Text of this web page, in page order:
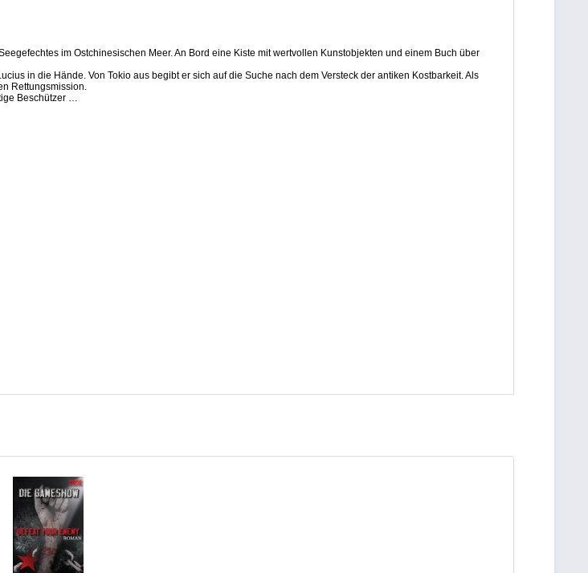
im Ostchinesischen Meer. An Bord eine Kiste mit wertvollen Kunstobjekten und einem Buch über
in die Hände. Von Tokio aus begibt er sich auf die Suche nach dem Versteck der antiken Kostbarkeit. Als
Rettungsmission.
Beschützer …